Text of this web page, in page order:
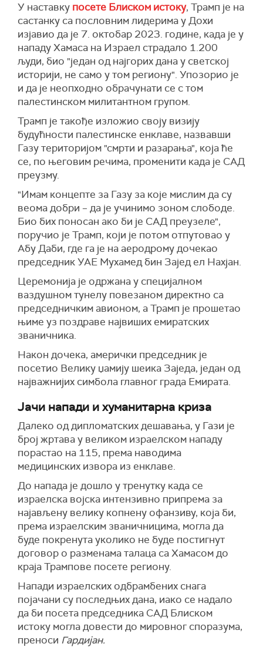
У наставку посете Блиском истоку, Трамп је на
састанку са пословним лидерима у Дохи
изјавио да је 7. октобар 2023. године, када је у
нападу Хамаса на Израел страдало 1.200
људи, био "један од најгорих дана у светској
историји, не само у том региону". Упозорио је
и да је неопходно обрачунати се с том
палестинском милитантном групом.
Трамп је такође изложио своју визију
будућности палестинске енклаве, назвавши
Газу територијом "смрти и разарања", која ће
се, по његовим речима, променити када је САД
преузму.
"Имам концепте за Газу за које мислим да су
веома добри – да је учинимо зоном слободе.
Био бих поносан ако би је САД преузеле",
поручио је Трамп, који је потом отпутовао у
Абу Даби, где га је на аеродрому дочекао
председник УАЕ Мухамед бин Зајед ел Нахјан.
Церемонија је одржана у специјалном
ваздушном тунелу повезаном директно са
председничким авионом, а Трамп је прошетао
њиме уз поздраве највиших емиратских
званичника.
Након дочека, амерички председник је
посетио Велику џамију шеика Заједа, један од
најважнијих симбола главног града Емирата.
Јачи напади и хуманитарна криза
Далеко од дипломатских дешавања, у Гази је
број жртава у великом израелском нападу
порастао на 115, према наводима
медицинских извора из енклаве.
До напада је дошло у тренутку када се
израелска војска интензивно припрема за
најављену велику копнену офанзиву, која би,
према израелским званичницима, могла да
буде покренута уколико не буде постигнут
договор о разменама талаца са Хамасом до
краја Трампове посете региону.
Напади израелских одбрамбених снага
појачани су последњих дана, иако се надало
да би посета председника САД Блиском
истоку могла довести до мировног споразума,
преноси Гардијан.